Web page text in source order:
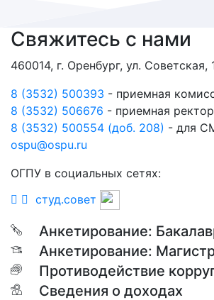
Свяжитесь с нами
460014, г. Оренбург, ул. Советская,
8 (3532) 500393 - приемная
8 (3532) 506676 - приемная
8 (3532) 500554 (доб. 208) - для
ospu@ospu.ru
ОГПУ в социальных сетях:
студ.совет
Анкетирование:
Анкетирование:
Противодействие
Сведения о доходах